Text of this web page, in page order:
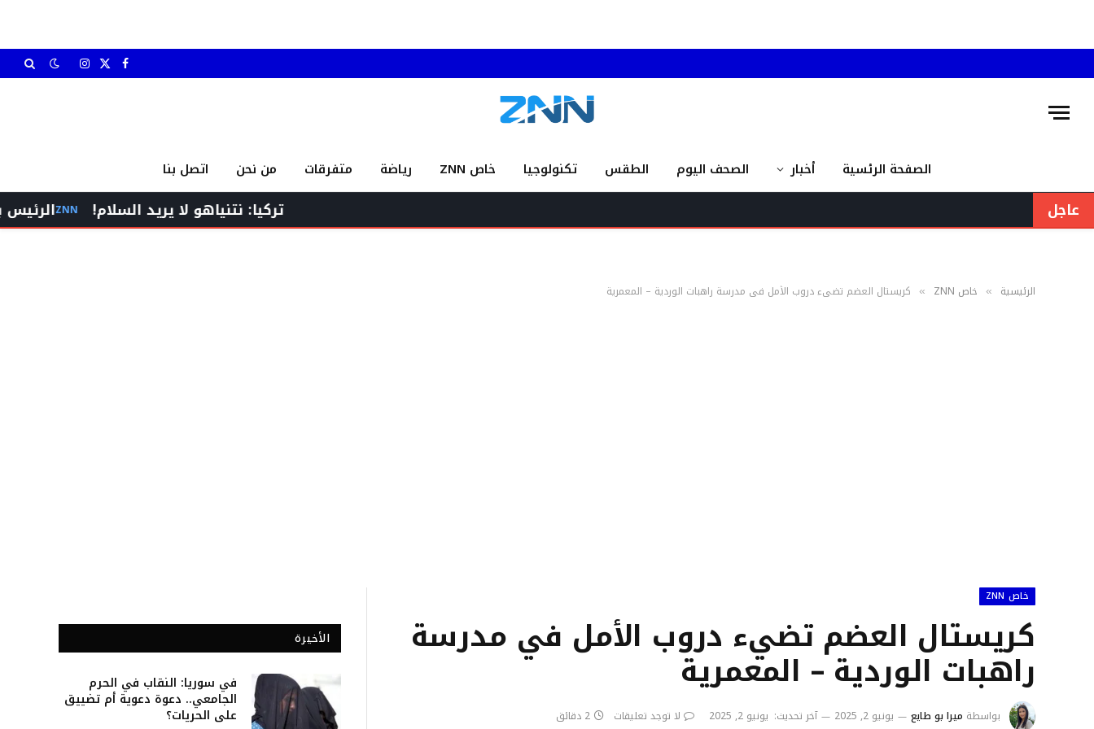
فيسبوك
X الانستغرام
الصفحة الرئسية أخبار الصحف اليوم الطقس تكنولوجيا خاص ZNN رياضة متفرقات من نحن اتصل بنا
عاجل تركيا: نتنياهو لا يريد السلام! الرئيس برّي
الرئيسية » خاص ZNN » كريستال العضم تضيء دروب الأمل في مدرسة راهبات الوردية – المعمرية
خاص ZNN
كريستال العضم تضيء دروب الأمل في مدرسة
راهبات الوردية – المعمرية
بواسطة ميرا بو طايع يونيو 2, 2025 آخر تحديث: يونيو 2, 2025 لا توجد تعليقات 2 دقائق
الأخيرة
في سوريا: النقاب في الحرم
الجامعي.. دعوة دعوية أم تضييق
على الحريات؟